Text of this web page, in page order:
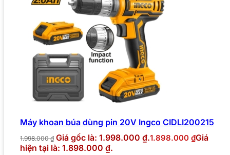
Máy khoan búa dùng pin 20V Ingco CIDLI200215
1.998.000₫ Giá gốc là: 1.998.000 ₫.1.898.000 ₫Giá
hiện tại là: 1.898.000 ₫.